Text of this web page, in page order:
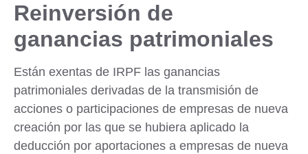
Reinversión de
ganancias patrimoniales
Están exentas de IRPF las ganancias
patrimoniales derivadas de la transmisión de
acciones o participaciones de empresas de nueva
creación por las que se hubiera aplicado la
deducción por aportaciones a empresas de nueva